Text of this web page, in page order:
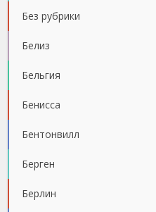
Без рубрики
Белиз
Бельгия
Бенисса
Бентонвилл
Берген
Берлин